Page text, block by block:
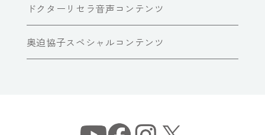
ドクターリセラ音声コンテンツ
奥迫協子スペシャルコンテンツ